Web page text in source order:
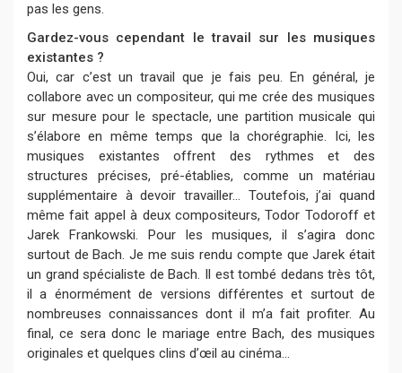
pas les gens.
Gardez-vous cependant le travail sur les musiques
existantes ?
Oui, car c’est un travail que je fais peu. En général, je
collabore avec un compositeur, qui me crée des musiques
sur mesure pour le spectacle, une partition musicale qui
s’élabore en même temps que la chorégraphie. Ici, les
musiques existantes offrent des rythmes et des
structures précises, pré-établies, comme un matériau
supplémentaire à devoir travailler... Toutefois, j’ai quand
même fait appel à deux compositeurs,Todor Todoroffet
Jarek Frankowski. Pour les musiques, il s’agira donc
surtout de Bach. Je me suis rendu compte que Jarek était
un grand spécialiste de Bach. Il est tombé dedans très tôt,
il a énormément de versions différentes et surtout de
nombreuses connaissances dont il m’a fait profiter. Au
final, ce sera donc le mariage entre Bach, des musiques
originales et quelques clins d’œil au cinéma...